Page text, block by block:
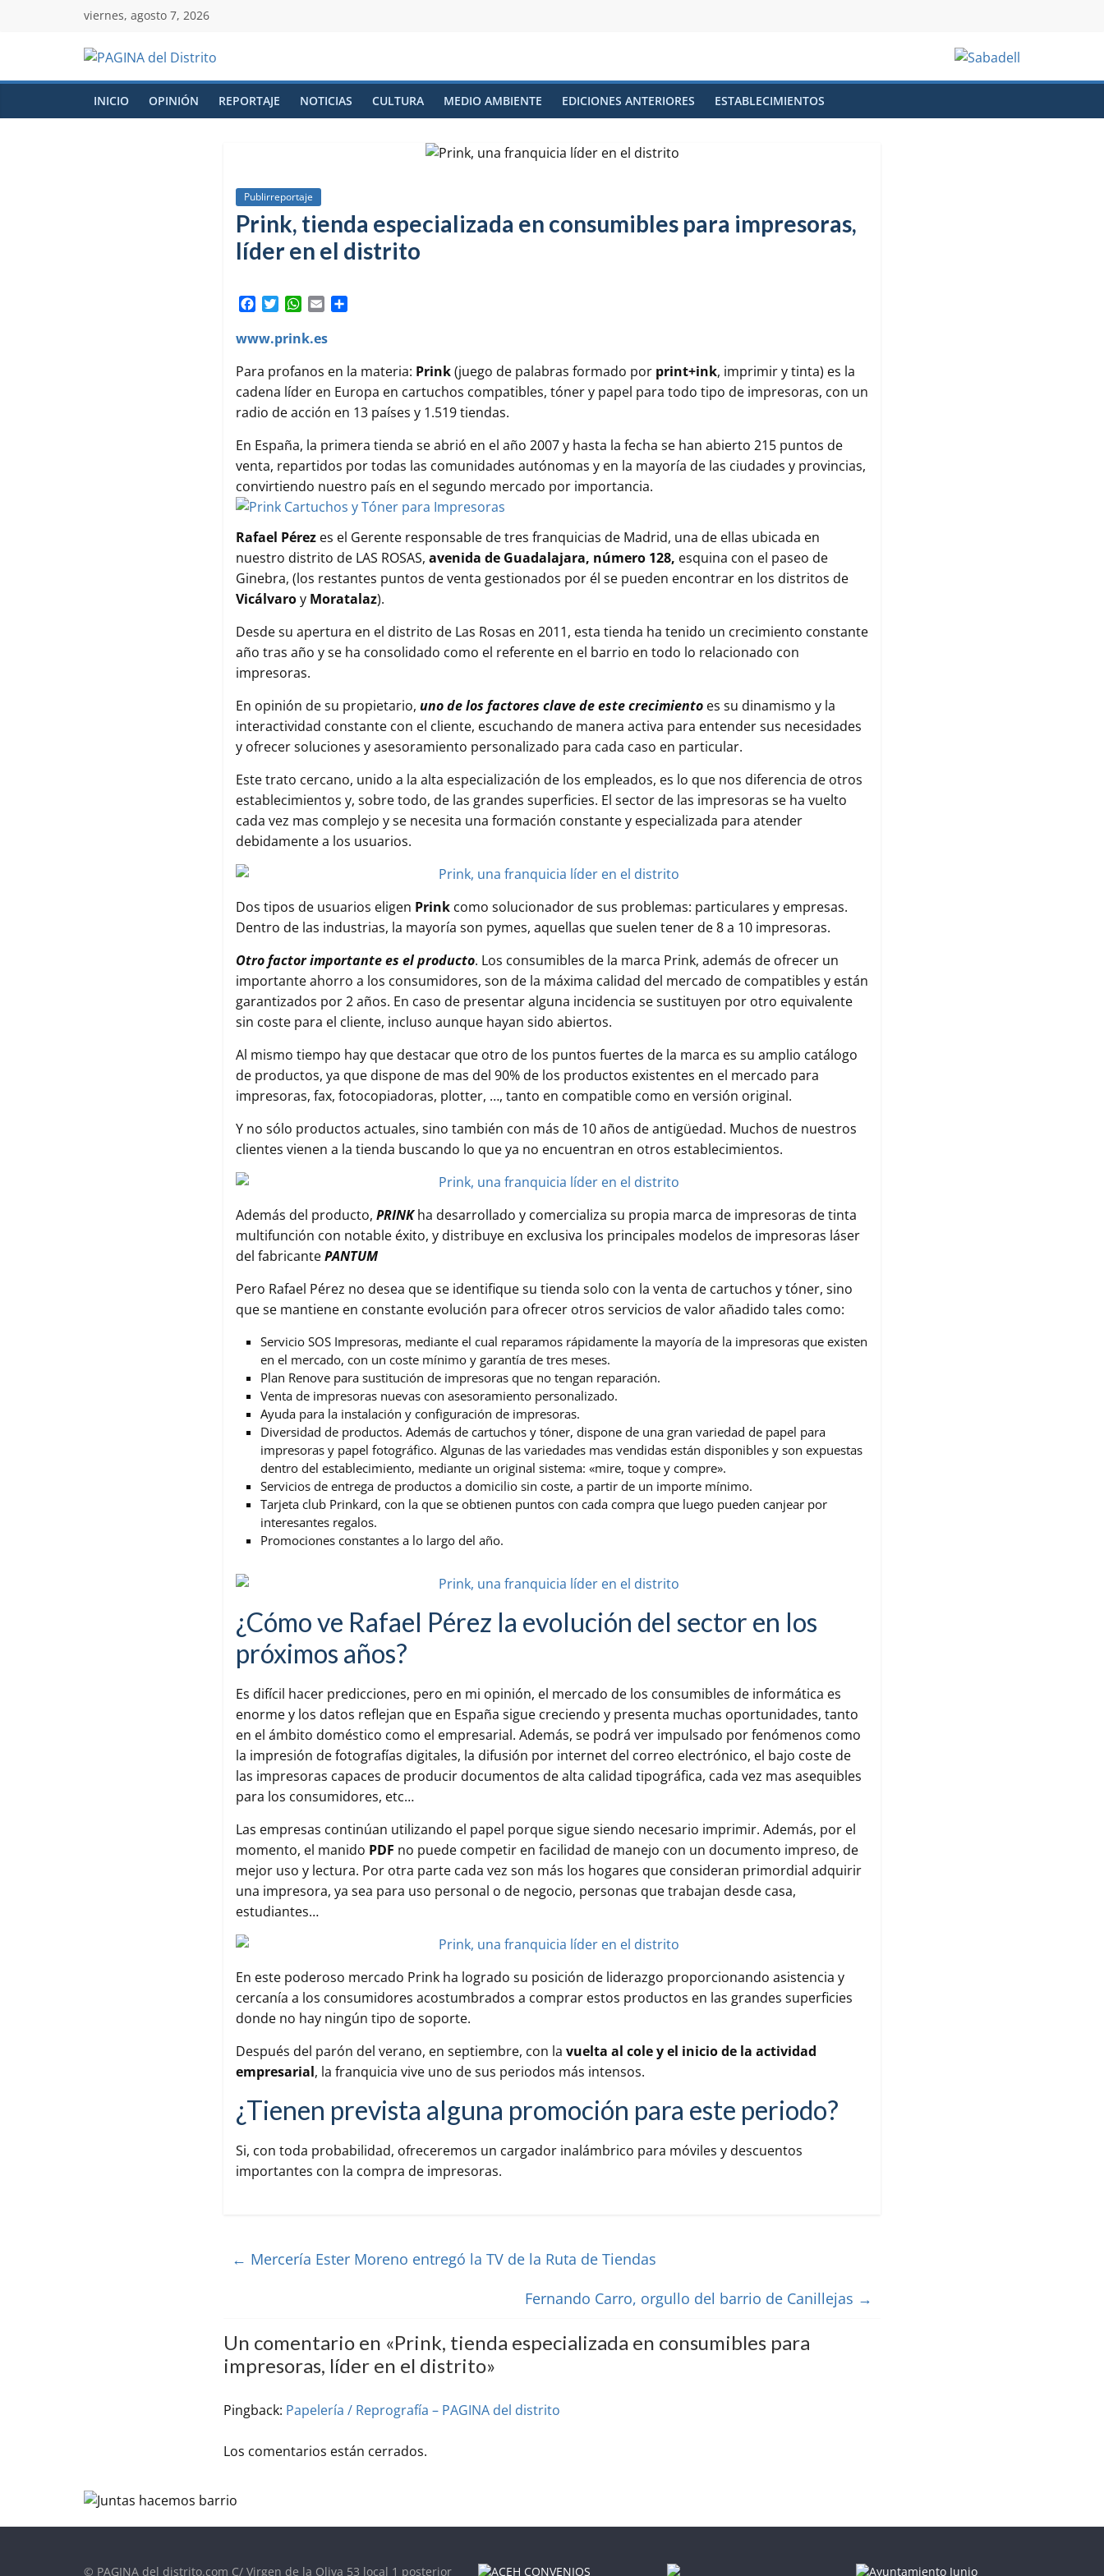
viernes, agosto 7, 2026
INICIO OPINIÓN REPORTAJE NOTICIAS CULTURA MEDIO AMBIENTE EDICIONES ANTERIORES ESTABLECIMIENTOS
Publirreportaje
Prink, tienda especializada en consumibles para impresoras,
líder en el distrito
c
b
o
o
k
i
t
e
r
W
a
s
A
p
p
a
a
r
t
i
www.prink.es
Para profanos en la materia: Prink(juego de palabras formado por print+ink, imprimir y tinta) es la
cadena líder en Europa en cartuchos compatibles, tóner y papel para todo tipo de impresoras, con un
radio de acción en 13 países y 1.519 tiendas.
En España, la primera tienda se abrió en el año 2007 y hasta la fecha se han abierto 215 puntos de
venta, repartidos por todas las comunidades autónomas y en la mayoría de las ciudades y provincias,
convirtiendo nuestro país en el segundo mercado por importancia.
Rafael Pérez es el Gerente responsable de tres franquicias de Madrid, una de ellas ubicada en
nuestro distrito de LAS ROSAS, avenida de Guadalajara, número 128, esquina con el paseo de
Ginebra, (los restantes puntos de venta gestionados por él se pueden encontrar en los distritos de
Vicálvaroy Moratalaz).
Desde su apertura en el distrito de Las Rosas en 2011, esta tienda ha tenido un crecimiento constante
año tras año y se ha consolidado como el referente en el barrio en todo lo relacionado con
impresoras.
En opinión de su propietario, uno de los factores clave de este crecimiento es su dinamismo y la
interactividad constante con el cliente, escuchando de manera activa para entender sus necesidades
y ofrecer soluciones y asesoramiento personalizado para cada caso en particular.
Este trato cercano, unido a la alta especialización de los empleados, es lo que nos diferencia de otros
establecimientos y, sobre todo, de las grandes superficies. El sector de las impresoras se ha vuelto
cada vez mas complejo y se necesita una formación constante y especializada para atender
debidamente a los usuarios.
Dos tipos de usuarios eligen Prink como solucionador de sus problemas: particulares y empresas.
Dentro de las industrias, la mayoría son pymes, aquellas que suelen tener de 8 a 10 impresoras.
Otro factor importante es el producto. Los consumibles de la marca Prink, además de ofrecer un
importante ahorro a los consumidores, son de la máxima calidad del mercado de compatibles y están
garantizados por 2 años. En caso de presentar alguna incidencia se sustituyen por otro equivalente
sin coste para el cliente, incluso aunque hayan sido abiertos.
Al mismo tiempo hay que destacar que otro de los puntos fuertes de la marca es su amplio catálogo
de productos, ya que dispone de mas del 90% de los productos existentes en el mercado para
impresoras, fax, fotocopiadoras, plotter, …, tanto en compatible como en versión original.
Y no sólo productos actuales, sino también con más de 10 años de antigüedad. Muchos de nuestros
clientes vienen a la tienda buscando lo que ya no encuentran en otros establecimientos.
Además del producto, PRINKha desarrollado y comercializa su propia marca de impresoras de tinta
multifunción con notable éxito, y distribuye en exclusiva los principales modelos de impresoras láser
del fabricantePANTUM
Pero Rafael Pérez no desea que se identifique su tienda solo con la venta de cartuchos y tóner, sino
que se mantiene en constante evolución para ofrecer otros servicios de valor añadido tales como:
Servicio SOS Impresoras, mediante el cual reparamos rápidamente la mayoría de la impresoras que existen
en el mercado, con un coste mínimo y garantía de tres meses.
Plan Renove para sustitución de impresoras que no tengan reparación.
Venta de impresoras nuevas con asesoramiento personalizado.
Ayuda para la instalación y configuración de impresoras.
Diversidad de productos. Además de cartuchos y tóner, dispone de una gran variedad de papel para
impresoras y papel fotográfico. Algunas de las variedades mas vendidas están disponibles y son expuestas
dentro del establecimiento, mediante un original sistema: «mire, toque y compre».
Servicios de entrega de productos a domicilio sin coste, a partir de un importe mínimo.
Tarjeta club Prinkard, con la que se obtienen puntos con cada compra que luego pueden canjear por
interesantes regalos.
Promociones constantes a lo largo del año.
¿Cómo ve Rafael Pérez la evolución del sector en los
próximos años?
Es difícil hacer predicciones, pero en mi opinión, el mercado de los consumibles de informática es
enorme y los datos reflejan que en España sigue creciendo y presenta muchas oportunidades, tanto
en el ámbito doméstico como el empresarial. Además, se podrá ver impulsado por fenómenos como
la impresión de fotografías digitales, la difusión por internet del correo electrónico, el bajo coste de
las impresoras capaces de producir documentos de alta calidad tipográfica, cada vez mas asequibles
para los consumidores, etc…
Las empresas continúan utilizando el papel porque sigue siendo necesario imprimir. Además, por el
momento, el manido PDF no puede competir en facilidad de manejo con un documento impreso, de
mejor uso y lectura. Por otra parte cada vez son más los hogares que consideran primordial adquirir
una impresora, ya sea para uso personal o de negocio, personas que trabajan desde casa,
estudiantes…
En este poderoso mercado Prink ha logrado su posición de liderazgo proporcionando asistencia y
cercanía a los consumidores acostumbrados a comprar estos productos en las grandes superficies
donde no hay ningún tipo de soporte.
Después del parón del verano, en septiembre, con la vuelta al cole y el inicio de la actividad
empresarial, la franquicia vive uno de sus periodos más intensos.
¿Tienen prevista alguna promoción para este periodo?
Si, con toda probabilidad, ofreceremos un cargador inalámbrico para móviles y descuentos
importantes con la compra de impresoras.
← Mercería Ester Moreno entregó la TV de la Ruta de Tiendas
Fernando Carro, orgullo del barrio de Canillejas →
Un comentario en «Prink, tienda especializada en consumibles para
impresoras, líder en el distrito»
Pingback: Papelería / Reprografía – PAGINA del distrito
Los comentarios están cerrados.
© PAGINA del distrito.com C/ Virgen de la Oliva 53 local 1 posterior